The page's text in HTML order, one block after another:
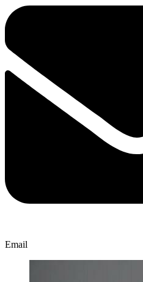
Email